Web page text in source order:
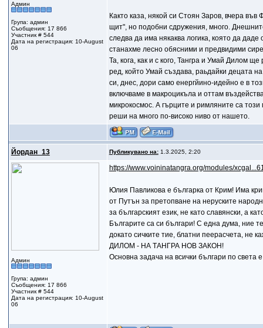
Админ
Група: админ
Съобщения: 17 866
Участник # 544
Дата на регистрация: 10-August
06
Както каза, някой си Стоян Заров, вчера
щит", но подобни сдружения, много.
следва да има някаква логика, която да
станахме лесно обясними и предвидими
Та, кога, как и с кого, Тангра и Умай Дилом
ред, който Умай създава, раьдайки децата
си, днес, дори само енергйино-идейно е в
включваме в макроцикъла и оттам
микрокосмос. А гърците и римляните са този
реши на много по-високо ниво от нашето.
Йордан_13 Публикувано на:1.3.2025, 2:20
Админ
Група: админ
Съобщения: 17 866
Участник # 544
Дата на регистрация: 10-August
06
https://www.voininatangra.org/modules/
Юлия Павликова е българка от Крим! Има
от Путън за претопване на неруските
за българският език, не като славянски, а
Българите са си българи! С една дума, ние
докато сичките тие, блатни пеерасчета,
ДИЛОМ - НА TАНГРА НОВ ЗАКОН!
Основна задача на всички българи по